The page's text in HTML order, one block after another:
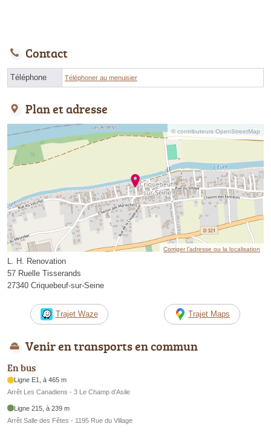
Contact
Téléphone Téléphoner au menuisier
Plan et adresse
© contributeurs OpenStreetMap
Corriger l’adresse ou la localisation
L. H. Renovation
57 Ruelle Tisserands
27340 Criquebeuf-sur-Seine
Trajet Waze Trajet Maps
Venir en transports en commun
En bus
Ligne E1, à 465 m
Arrêt Les Canadiens - 3 Le Champ d’Asile
Ligne 215, à 239 m
Arrêt Salle des Fêtes - 1195 Rue du Village